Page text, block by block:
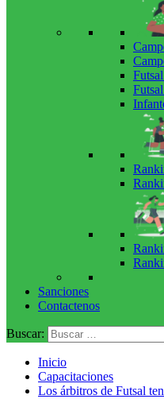
Sanciones
Contactenos
Buscar:
Inicio
Capacitaciones
Los árbitros de Futsal